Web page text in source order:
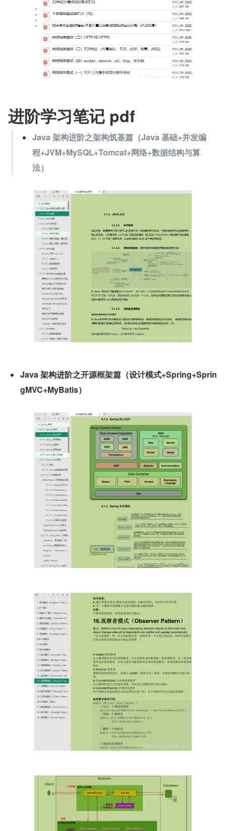
进阶学习笔记 pdf
Java 架构进阶之架构筑基篇（Java 基础+并发编
程+JVM+MySQL+Tomcat+网络+数据结构与算
法）
Java 架构进阶之开源框架篇（设计模式+Spring+Sprin
gMVC+MyBatis）